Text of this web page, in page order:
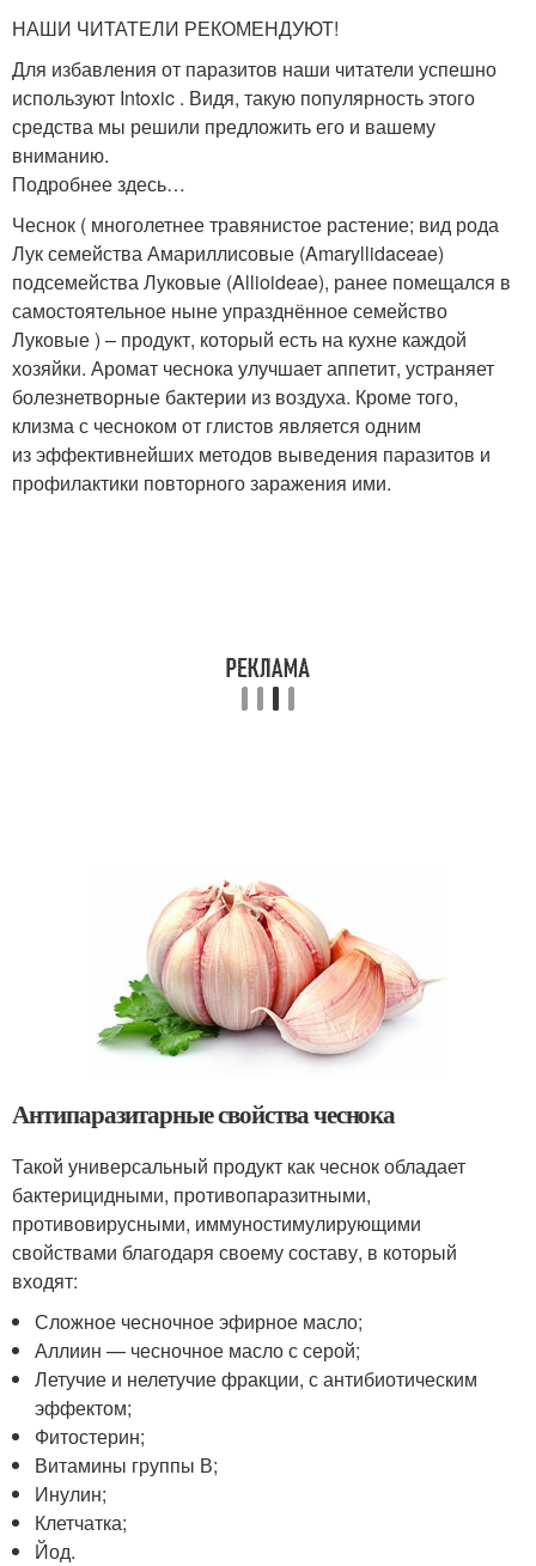
НАШИ ЧИТАТЕЛИ РЕКОМЕНДУЮТ!
Для избавления от паразитов наши читатели успешно
используют Intoxic . Видя, такую популярность этого
средства мы решили предложить его и вашему
вниманию.
Подробнее здесь…
Чеснок ( многолетнее травянистое растение; вид рода
Лук семейства Амариллисовые (Amaryllidaceae)
подсемейства Луковые (Allioideae), ранее помещался в
самостоятельное ныне упразднённое семейство
Луковые ) – продукт, который есть на кухне каждой
хозяйки. Аромат чеснока улучшает аппетит, устраняет
болезнетворные бактерии из воздуха. Кроме того,
клизма с чесноком от глистов является одним
из эффективнейших методов выведения паразитов и
профилактики повторного заражения ими.
Антипаразитарные свойства чеснока
Такой универсальный продукт как чеснок обладает
бактерицидными, противопаразитными,
противовирусными, иммуностимулирующими
свойствами благодаря своему составу, в который
входят:
Сложное чесночное эфирное масло;
Аллиин — чесночное масло с серой;
Летучие и нелетучие фракции, с антибиотическим
эффектом;
Фитостерин;
Витамины группы В;
Инулин;
Клетчатка;
Йод.